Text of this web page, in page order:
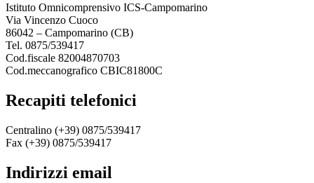
Istituto Omnicomprensivo ICS-Campomarino
Via Vincenzo Cuoco
86042 – Campomarino (CB)
Tel. 0875/539417
Cod.fiscale 82004870703
Cod.meccanografico CBIC81800C
recapiti telefonici
Centralino (+39) 0875/539417
Fax (+39) 0875/539417
indirizzi email